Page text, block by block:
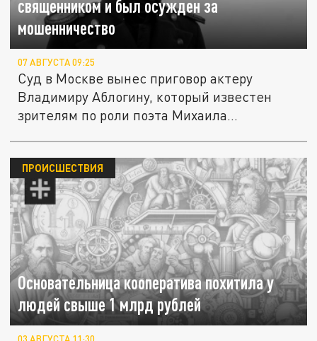
священником и был осужден за
мошенничество
07 АВГУСТА 09:25
Суд в Москве вынес приговор актеру
Владимиру Аблогину, который известен
зрителям по роли поэта Михаила...
Основательница кооператива похитила у
людей свыше 1 млрд рублей
ПРОИСШЕСТВИЯ